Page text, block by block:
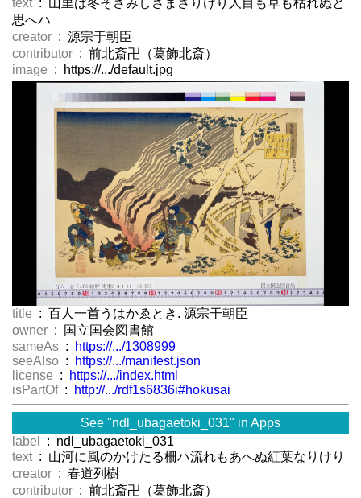
思へハ
creator : 源宗于朝臣
contributor : 前北斎卍（葛飾北斎）
image : https://.../default.jpg
title : 百人一首うはかゑとき. 源宗干朝臣
owner : 国立国会図書館
sameAs :
https://.../1308999
seeAlso :
https://.../manifest.json
license :
https://.../index.html
isPartOf : http://.../rdf1s6836i#hokusai
See "ndl_ubagaetoki_031" in Apps
label
: ndl_ubagaetoki_031
text : 山河に風のかけたる柵ハ流れもあへぬ紅葉なりけり
creator : 春道列樹
contributor : 前北斎卍（葛飾北斎）